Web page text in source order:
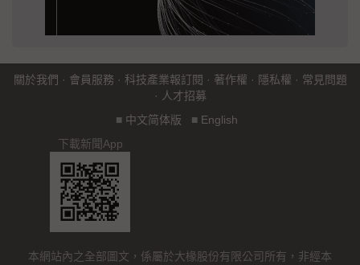
關於我們 · 會員服務 · 科技產業報訂閱 · 著作權 · 隱私權 · 常見問題
· 人才招募
■ 中文简体版 ■ English
下載新聞App
本網站內之全部圖文，係屬於大椽股份有限公司所有，非經本